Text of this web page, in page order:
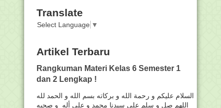
Translate
Select Language ▼
Artikel Terbaru
Rangkuman Materi Kelas 6 Semester 1
dan 2 Lengkap !
السلام عليكم و رحمة الله و بركاته بسم الله و الحمد لله
اللهم صل و سلم على سيدنا محمد و على أله و صحبه